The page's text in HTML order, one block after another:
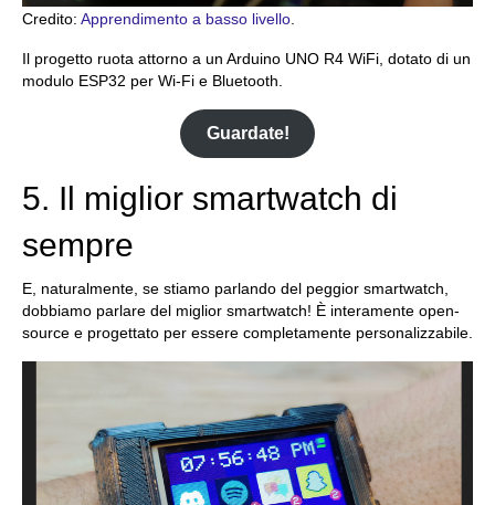
Credito: Apprendimento a basso livello
Il progetto ruota attorno a un Arduino UNO R4 WiFi, dotato di un
modulo ESP32 per Wi-Fi e Bluetooth.
Guardate!
5. Il miglior smartwatch di
sempre
E, naturalmente, se stiamo parlando del peggior smartwatch,
dobbiamo parlare del miglior smartwatch! È interamente open-
source e progettato per essere completamente personalizzabile.